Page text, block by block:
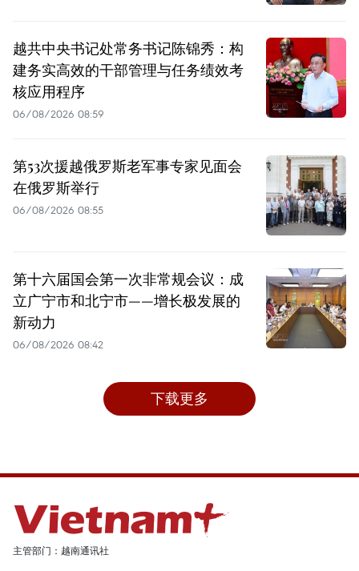
越共中央书记处常务书记陈锦秀：构
建务实高效的干部管理与任务绩效考
核应用程序
06/08/2026 08:59
第53次援越俄罗斯老军事专家见面会
在俄罗斯举行
06/08/2026 08:55
第十六届国会第一次非常规会议：成
立广宁市和北宁市——增长极发展的
新动力
06/08/2026 08:42
下载更多
主管部门：越南通讯社